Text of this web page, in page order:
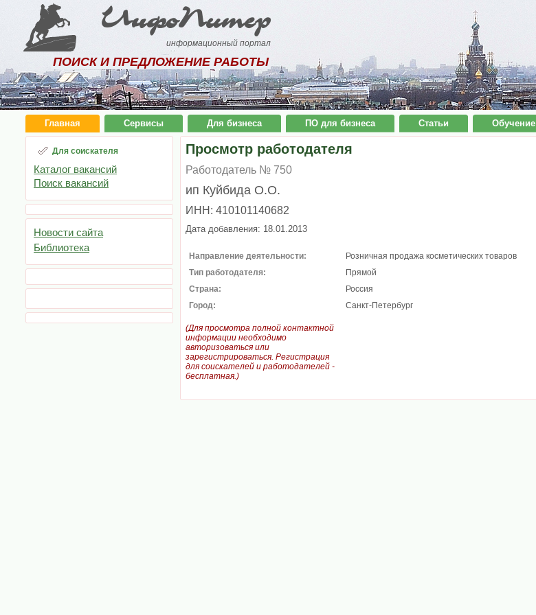
ИнфоПитер
информационный портал
ПОИСК И ПРЕДЛОЖЕНИЕ РАБОТЫ
Главная Сервисы Для бизнеса ПО для бизнеса Статьи Обучение
Для соискателя
Каталог вакансий
Поиск вакансий
Новости сайта
Библиотека
Просмотр работодателя
Работодатель № 750
ип Куйбида О.О.
ИНН: 410101140682
Дата добавления: 18.01.2013
Направление деятельности:
Розничная продажа косметических товаров
Тип работодателя:
Прямой
Страна:
Россия
Город:
Санкт-Петербург
(Для просмотра полной контактной
информации необходимо
авторизоваться или
зарегистрироваться. Регистрация
для соискателей и работодателей -
бесплатная.)